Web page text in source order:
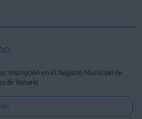
Inscripción en el Registro Municipal de
de Pozuelo